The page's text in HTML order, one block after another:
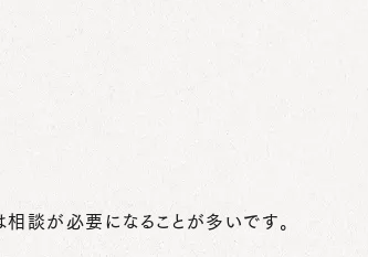
談が必要になることが多いです。